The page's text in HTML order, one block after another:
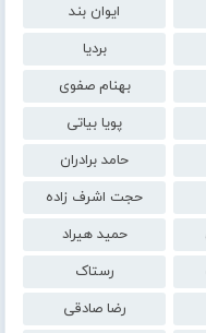
ایوان بند
بردیا
بهنام صفوی
پویا بیاتی
حامد برادران
حجت اشرف زاده
حمید هیراد
رستاک
رضا صادقی